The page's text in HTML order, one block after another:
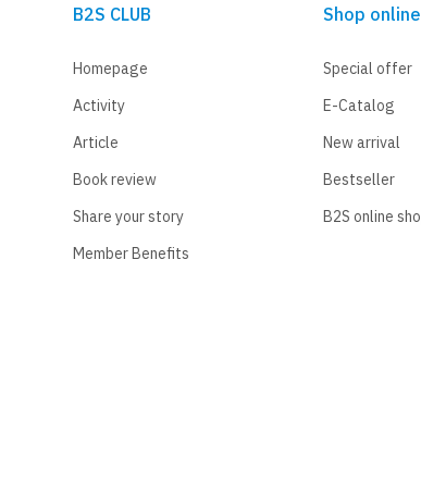
B2S CLUB
Homepage
Activity
Article
Book review
Share your story
Member Benefits
Shop online
Special offer
E-Catalog
New arrival
Bestseller
B2S online